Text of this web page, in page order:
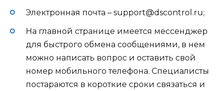
Электронная почта – support@dscontrol.ru;
На главной странице имеется мессенджер
для быстрого обмена сообщениями, в нем
можно написать вопрос и оставить свой
номер мобильного телефона. Специалисты
постараются в короткие сроки связаться и